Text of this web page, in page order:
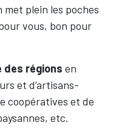
met plein les poches
vous, bon pour
des régions en
et d’artisans-
coopératives et de
etc.